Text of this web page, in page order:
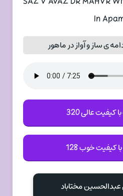
In
ی ساز و آواز در ماهور
کیفیت عالی 320
کیفیت خوب 128
مختاباد